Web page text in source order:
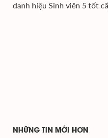
danh hiệu Sinh viên 5 tốt
NHỮNG TIN MỚI HƠN